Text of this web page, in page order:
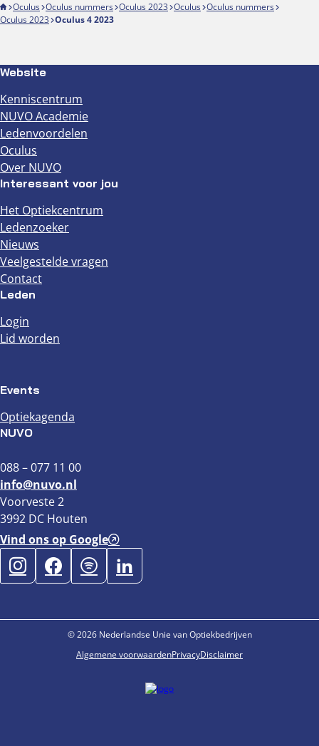
Oculus Oculus nummers Oculus 2023 Oculus Oculus nummers
Oculus 2023 Oculus 4 2023
Website
Kenniscentrum
NUVO Academie
Ledenvoordelen
Oculus
Over NUVO
Interessant voor jou
Het Optiekcentrum
Ledenzoeker
Nieuws
Veelgestelde vragen
Contact
Leden
Login
Lid worden
Events
Optiekagenda
NUVO
088 – 077 11 00
info@nuvo.nl
Voorveste 2
3992 DC Houten
Vind ons op Google
© 2026 Nederlandse Unie van Optiekbedrijven
Algemene voorwaardenPrivacyDisclaimer